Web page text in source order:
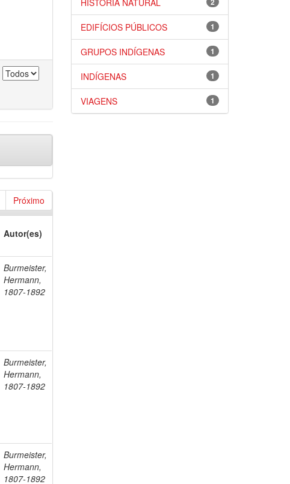
Próximo
Autor(es)
Burmeister,
Hermann,
1807-1892
Burmeister,
Hermann,
1807-1892
Burmeister,
Hermann,
1807-1892
HISTÓRIA NATURAL
1
EDIFÍCIOS PÚBLICOS
1
GRUPOS INDÍGENAS
1
INDÍGENAS
1
VIAGENS